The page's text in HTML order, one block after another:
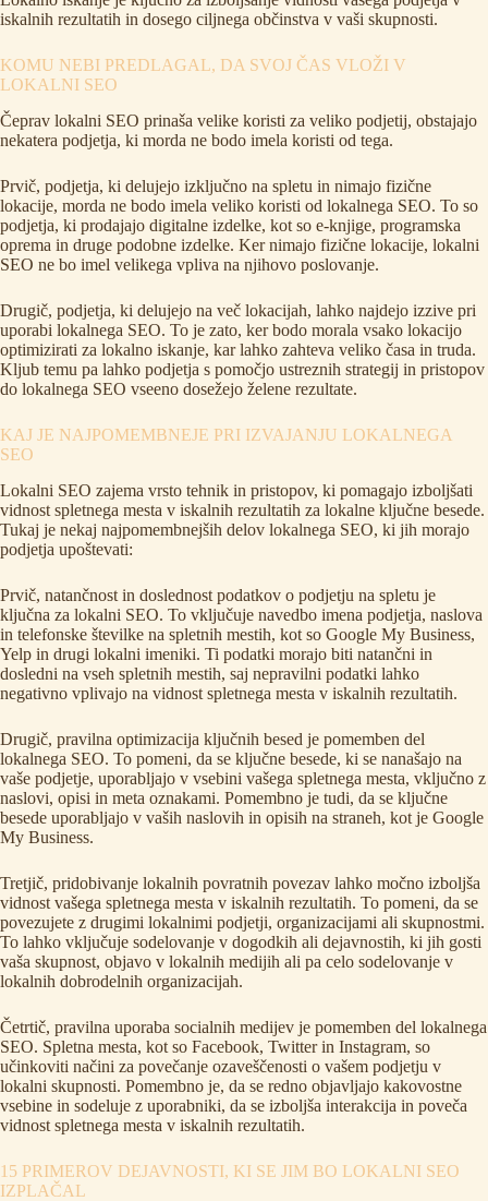
iskalnih rezultatih in dosego ciljnega občinstva v vaši skupnosti.
KOMU NEBI PREDLAGAL, DA SVOJ ČAS VLOŽI V
LOKALNI SEO
Čeprav lokalni SEO prinaša velike koristi za veliko podjetij, obstajajo
nekatera podjetja, ki morda ne bodo imela koristi od tega.
Prvič, podjetja, ki delujejo izključno na spletu in nimajo fizične
lokacije, morda ne bodo imela veliko koristi od lokalnega SEO. To so
podjetja, ki prodajajo digitalne izdelke, kot so e-knjige, programska
oprema in druge podobne izdelke. Ker nimajo fizične lokacije, lokalni
SEO ne bo imel velikega vpliva na njihovo poslovanje.
Drugič, podjetja, ki delujejo na več lokacijah, lahko najdejo izzive pri
uporabi lokalnega SEO. To je zato, ker bodo morala vsako lokacijo
optimizirati za lokalno iskanje, kar lahko zahteva veliko časa in truda.
Kljub temu pa lahko podjetja s pomočjo ustreznih strategij in pristopov
do lokalnega SEO vseeno dosežejo želene rezultate.
KAJ JE NAJPOMEMBNEJE PRI IZVAJANJU LOKALNEGA
SEO
Lokalni SEO zajema vrsto tehnik in pristopov, ki pomagajo izboljšati
vidnost spletnega mesta v iskalnih rezultatih za lokalne ključne besede.
Tukaj je nekaj najpomembnejših delov lokalnega SEO, ki jih morajo
podjetja upoštevati:
Prvič, natančnost in doslednost podatkov o podjetju na spletu je
ključna za lokalni SEO. To vključuje navedbo imena podjetja, naslova
in telefonske številke na spletnih mestih, kot so Google My Business,
Yelp in drugi lokalni imeniki. Ti podatki morajo biti natančni in
dosledni na vseh spletnih mestih, saj nepravilni podatki lahko
negativno vplivajo na vidnost spletnega mesta v iskalnih rezultatih.
Drugič, pravilna optimizacija ključnih besed je pomemben del
lokalnega SEO. To pomeni, da se ključne besede, ki se nanašajo na
vaše podjetje, uporabljajo v vsebini vašega spletnega mesta, vključno z
naslovi, opisi in meta oznakami. Pomembno je tudi, da se ključne
besede uporabljajo v vaših naslovih in opisih na straneh, kot je Google
My Business.
Tretjič, pridobivanje lokalnih povratnih povezav lahko močno izboljša
vidnost vašega spletnega mesta v iskalnih rezultatih. To pomeni, da se
povezujete z drugimi lokalnimi podjetji, organizacijami ali skupnostmi.
To lahko vključuje sodelovanje v dogodkih ali dejavnostih, ki jih gosti
vaša skupnost, objavo v lokalnih medijih ali pa celo sodelovanje v
lokalnih dobrodelnih organizacijah.
Četrtič, pravilna uporaba socialnih medijev je pomemben del lokalnega
SEO. Spletna mesta, kot so Facebook, Twitter in Instagram, so
učinkoviti načini za povečanje ozaveščenosti o vašem podjetju v
lokalni skupnosti. Pomembno je, da se redno objavljajo kakovostne
vsebine in sodeluje z uporabniki, da se izboljša interakcija in poveča
vidnost spletnega mesta v iskalnih rezultatih.
15 PRIMEROV DEJAVNOSTI, KI SE JIM BO LOKALNI SEO
IZPLAČAL